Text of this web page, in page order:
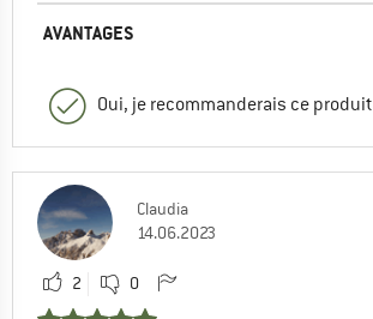
AVANTAGES
Oui, je recommanderais ce
Claudia
14.06.2023
2 0